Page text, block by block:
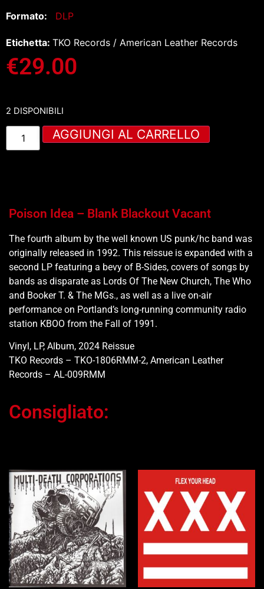
Formato: DLP
Etichetta: TKO Records / American Leather Records
€29.00
2 DISPONIBILI
AGGIUNGI AL CARRELLO
Poison Idea – Blank Blackout Vacant
The fourth album by the well known US punk/hc band was
originally released in 1992. This reissue is expanded with a
second LP featuring a bevy of B-Sides, covers of songs by
bands as disparate as Lords Of The New Church, The Who
and Booker T. & The MGs., as well as a live on-air
performance on Portland’s long-running community radio
station KBOO from the Fall of 1991.
Vinyl, LP, Album, 2024 Reissue
TKO Records – TKO-1806RMM-2, American Leather
Records – AL-009RMM
Consigliato: